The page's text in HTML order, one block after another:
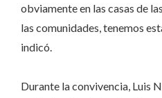
obviamente en las casas de
las comunidades, tenemos
indicó.
Durante la convivencia, Luis